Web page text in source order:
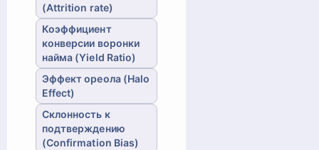
(Attrition rate)
Коэффициент
конверсии воронки
найма (Yield Ratio)
Эффект ореола (Halo
Effect)
Склонность к
подтверждению
(Confirmation Bias)